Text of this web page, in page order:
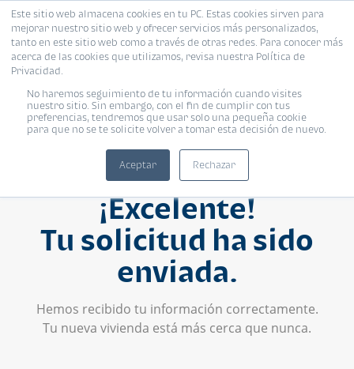
Este sitio web almacena cookies en tu PC. Estas cookies sirven para
mejorar nuestro sitio web y ofrecer servicios más personalizados,
tanto en este sitio web como a través de otras redes. Para conocer más
acerca de las cookies que utilizamos, revisa nuestra Política de
Privacidad.
No haremos seguimiento de tu información cuando visites
nuestro sitio. Sin embargo, con el fin de cumplir con tus
preferencias, tendremos que usar solo una pequeña cookie
para que no se te solicite volver a tomar esta decisión de nuevo.
Aceptar Rechazar
¡Excelente!
Tu solicitud ha sido
enviada.
Hemos recibido tu información correctamente.
Tu nueva vivienda está más cerca que nunca.